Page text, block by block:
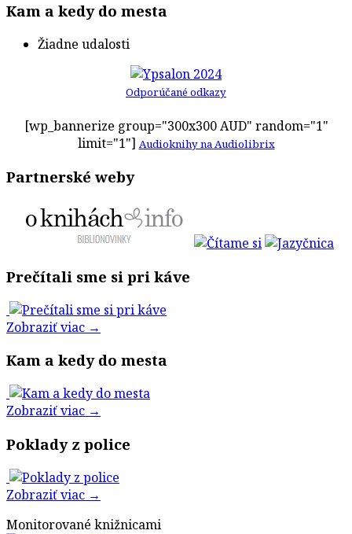
Kam a kedy do mesta
Žiadne udalosti
Odporúčané odkazy
[wp_bannerize group="300x300 AUD" random="1"
limit="1"] Audioknihy na Audiolibrix
Partnerské weby
Prečítali sme si pri káve
Zobraziť viac →
Kam a kedy do mesta
Zobraziť viac →
Poklady z police
Zobraziť viac →
Monitorované knižnicami